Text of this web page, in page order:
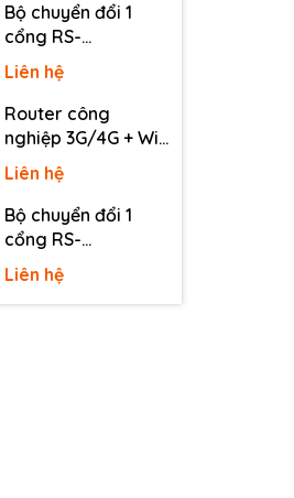
Bộ chuyển đổi 1
cổng RS-
232/485/422 sang
quang 3onedata
MODEL277-S-SC-
20KM (Dual fiber,
20KM)
Liên hệ
Router công
nghiệp 3G/4G + Wi-
Fi + APN/VPN Four-
Faith F3436
Liên hệ
Bộ chuyển đổi 1
cổng RS-
232/485/422 sang
Ethernet 3onedata
NP301
Liên hệ